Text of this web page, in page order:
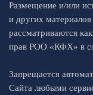
Размещение и/или
и других
рассматриваются
прав РОО «КФХ» в
Запрещается
Сайта любыми